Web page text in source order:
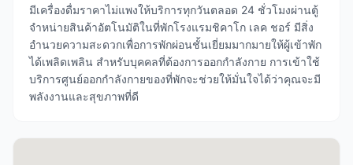
มีเครื่องดื่มราคาไม่แพงให้บริการทุกวันตลอด 24 ชั่วโมงผ่านตู้
จำหน่ายสินค้าอัตโนมัติในที่พักโรงแรมชิคาโก เลค ชอร์ มีสิ่ง
อำนวยความสะดวกเพื่อการพักผ่อนชั้นเยี่ยมมากมายให้ผู้เข้าพัก
ได้เพลิดเพลิน สำหรับบุคคลที่ต้องการออกกำลังกาย การเข้าใช้
บริการศูนย์ออกกำลังกายของที่พักจะช่วยให้มั่นใจได้ว่าคุณจะมี
พลังงานและสุขภาพที่ดี